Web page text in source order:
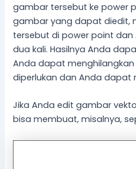
gambar tersebut ke power
gambar yang dapat diedit,
tersebut di power point
dua kali. Hasilnya Anda
Anda dapat
diperlukan dan Anda dapat
Jika Anda edit gambar
bisa membuat, misalnya,